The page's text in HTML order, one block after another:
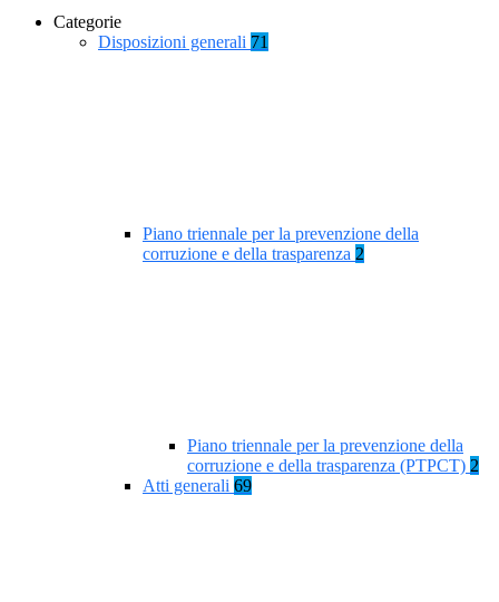
Categorie
Disposizioni generali 71
Piano triennale per la prevenzione della
corruzione e della trasparenza 2
Piano triennale per la prevenzione della
corruzione e della trasparenza (PTPCT) 2
Atti generali 69